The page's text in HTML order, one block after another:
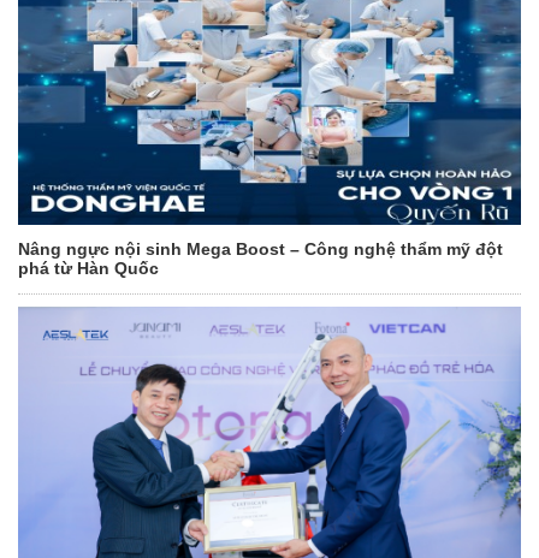
Nâng ngực nội sinh Mega Boost – Công nghệ thẩm mỹ đột
phá từ Hàn Quốc